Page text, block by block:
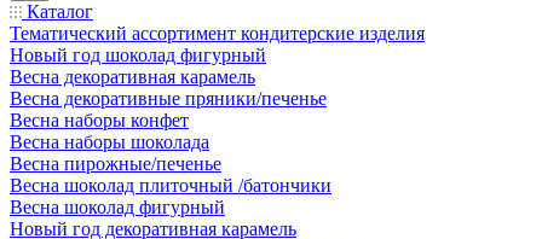
Каталог
Тематический ассортимент кондитерские изделия
Новый год шоколад фигурный
Весна декоративная карамель
Весна декоративные пряники/печенье
Весна наборы конфет
Весна наборы шоколада
Весна пирожные/печенье
Весна шоколад плиточный /батончики
Весна шоколад фигурный
Новый год декоративная карамель